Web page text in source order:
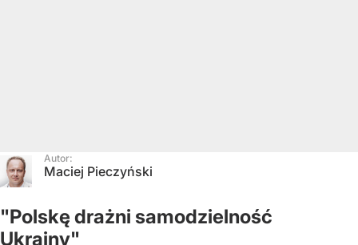
Autor:
Maciej Pieczyński
"Polskę drażni samodzielność
Ukrainy"